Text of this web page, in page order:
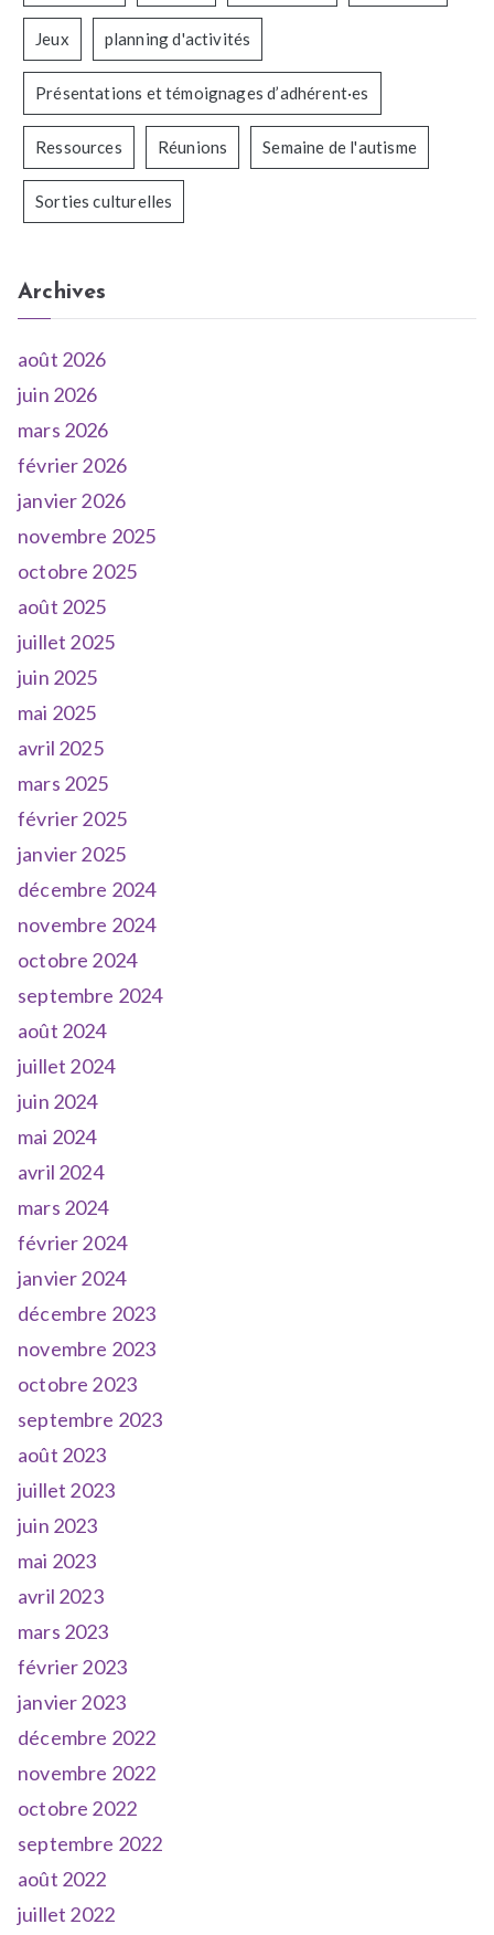
Jeux planning d'activités
Présentations et témoignages d’adhérent·es
Ressources Réunions Semaine de l'autisme
Sorties culturelles
Archives
août 2026
juin 2026
mars 2026
février 2026
janvier 2026
novembre 2025
octobre 2025
août 2025
juillet 2025
juin 2025
mai 2025
avril 2025
mars 2025
février 2025
janvier 2025
décembre 2024
novembre 2024
octobre 2024
septembre 2024
août 2024
juillet 2024
juin 2024
mai 2024
avril 2024
mars 2024
février 2024
janvier 2024
décembre 2023
novembre 2023
octobre 2023
septembre 2023
août 2023
juillet 2023
juin 2023
mai 2023
avril 2023
mars 2023
février 2023
janvier 2023
décembre 2022
novembre 2022
octobre 2022
septembre 2022
août 2022
juillet 2022